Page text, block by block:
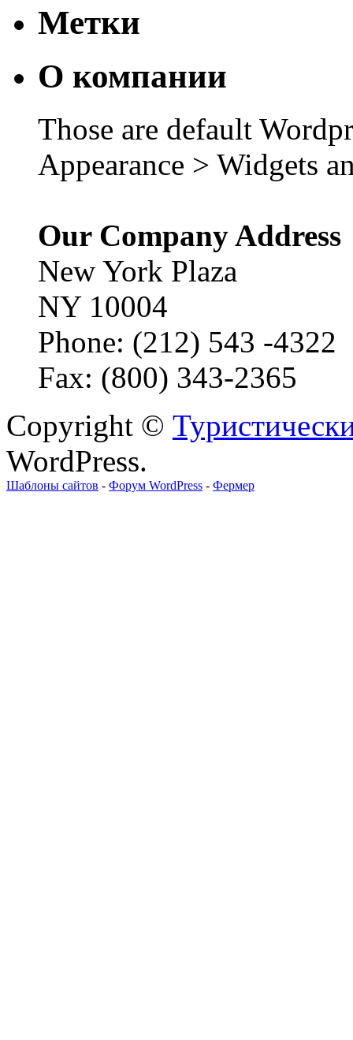
Метки
О компании
Those are default
Appearance > Widgets
Our Company Address
New York Plaza
NY 10004
Phone: (212) 543 -4322
Fax: (800) 343-2365
Copyright ©
WordPress.
Шаблоны сайтов - Форум WordPress - Фермер